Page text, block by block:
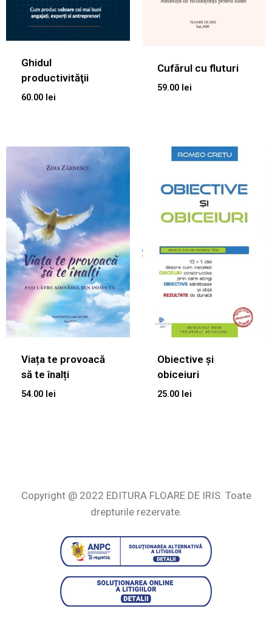
Ghidul
productivităţii
60.00 lei
Cufărul cu fluturi
59.00 lei
Viața te provoacă
să te înalți
54.00 lei
Obiective și
obiceiuri
25.00 lei
Copyright @ 2022 EDITURA FLOARE DE IRIS. Toate
drepturile rezervate.